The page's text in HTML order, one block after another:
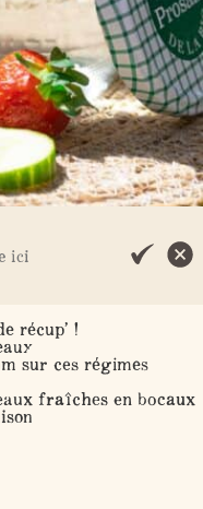
récup’ !
sur ces régimes
fraîches en bocaux